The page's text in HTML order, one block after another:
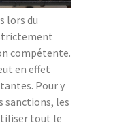
lors du
compétente.
en effet
Pour y
sanctions, les
tout le